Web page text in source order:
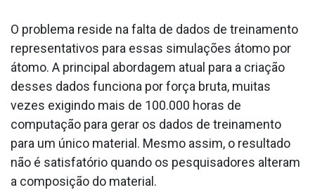
O problema reside na falta de dados de treinamento
representativos para essas simulações átomo por
átomo. A principal abordagem atual para a criação
desses dados funciona por força bruta, muitas
vezes exigindo mais de 100.000 horas de
computação para gerar os dados de treinamento
para um único material. Mesmo assim, o resultado
não é satisfatório quando os pesquisadores alteram
a composição do material.